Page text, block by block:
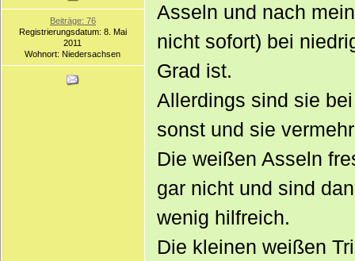
Beiträge: 76
Registrierungsdatum: 8. Mai
2011
Wohnort: Niedersachsen
Asseln und nach
nicht sofort) bei
Grad ist.
Allerdings sind sie
sonst und sie
Die weißen Asseln
gar nicht und sind
wenig hilfreich.
Die kleinen weißen